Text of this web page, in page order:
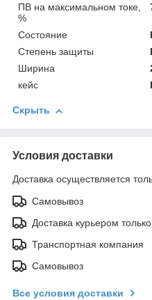
ПВ на максимальном токе,
%
Состояние
Степень защиты
Ширина
кейс
Скрыть
Условия доставки
Доставка осуществляется
Самовывоз
Доставка курьером
Транспортная компания
Самовывоз
Все условия доставки